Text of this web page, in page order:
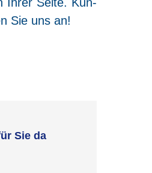
Sie uns an!
Sie da